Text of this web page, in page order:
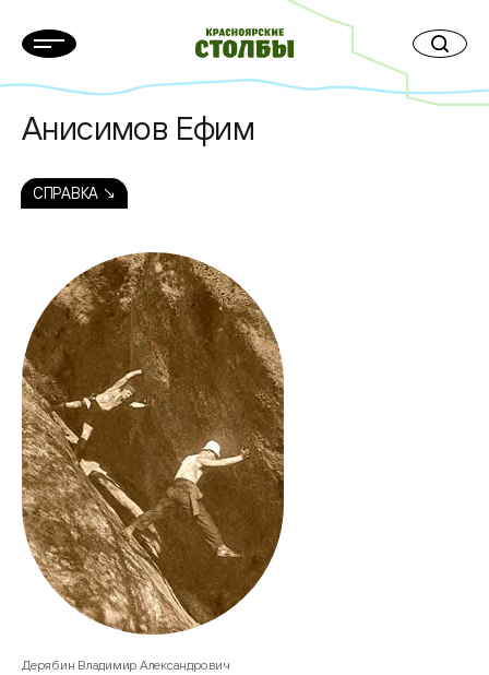
Анисимов Ефим
СПРАВКА ↘
Дерябин Владимир Александрович